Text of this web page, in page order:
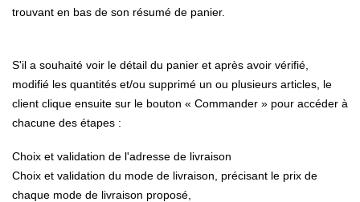
trouvant en bas de son résumé de panier.
S'il a souhaité voir le détail du panier et après avoir vérifié,
modifié les quantités et/ou supprimé un ou plusieurs articles, le
client clique ensuite sur le bouton « Commander » pour accéder à
chacune des étapes :
Choix et validation de l'adresse de livraison
Choix et validation du mode de livraison, précisant le prix de
chaque mode de livraison proposé,